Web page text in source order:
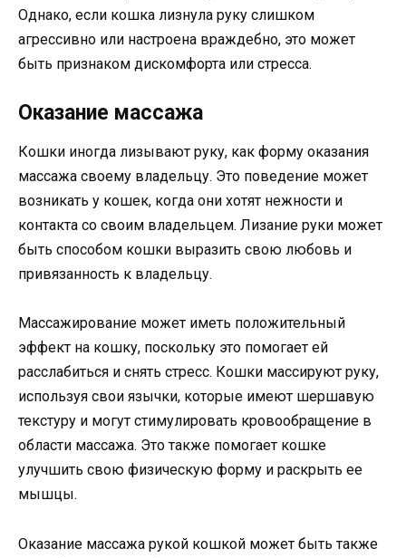
Однако, если кошка лизнула руку слишком
агрессивно или настроена враждебно, это может
быть признаком дискомфорта или стресса.
Оказание массажа
Кошки иногда лизывают руку, как форму оказания
массажа своему владельцу. Это поведение может
возникать у кошек, когда они хотят нежности и
контакта со своим владельцем. Лизание руки может
быть способом кошки выразить свою любовь и
привязанность к владельцу.
Массажирование может иметь положительный
эффект на кошку, поскольку это помогает ей
расслабиться и снять стресс. Кошки массируют руку,
используя свои язычки, которые имеют шершавую
текстуру и могут стимулировать кровообращение в
области массажа. Это также помогает кошке
улучшить свою физическую форму и раскрыть ее
мышцы.
Оказание массажа рукой кошкой может быть также